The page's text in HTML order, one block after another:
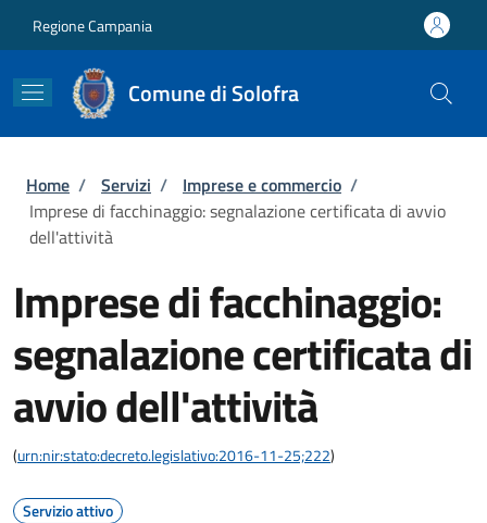
Regione Campania
Comune di Solofra
Briciole di pane
Home / Servizi / Imprese e commercio /
Imprese di facchinaggio: segnalazione certificata di avvio
dell'attività
Imprese di facchinaggio:
segnalazione certificata di
avvio dell'attività
(urn:nir:stato:decreto.legislativo:2016-11-25;222)
Servizio attivo